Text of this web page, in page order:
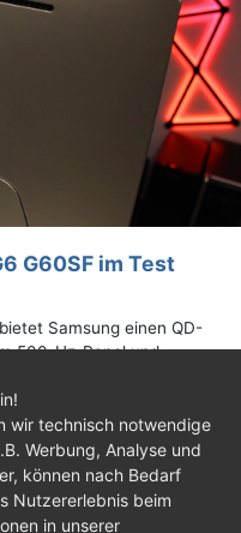
G60SF im Test
Samsung einen QD-
500-Hz-Panel und
27 Zoll großen Monitor auf
|Datenschutz |
wir technisch notwendige
Werbung, Analyse und
können nach Bedarf
Nutzererlebnis beim
in unserer